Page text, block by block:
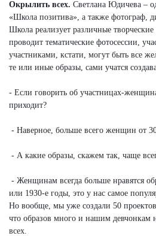
Окрылить всех. Светлана Юдичева –
«Школа позитива», а также фотограф,
Школа реализует различные
проводит тематические фотосессии,
участниками, кстати, могут быть все
те или иные образы, сами учатся
- Если говорить об участницах-
приходит?
- Наверное, больше всего женщин от 30
- А какие образы, скажем так, чаще
- Женщинам всегда больше нравятся
или 1930-е годы, это у нас самое
Но вообще, мы уже создали 50
что образов много и нашим девчонкам
всех.